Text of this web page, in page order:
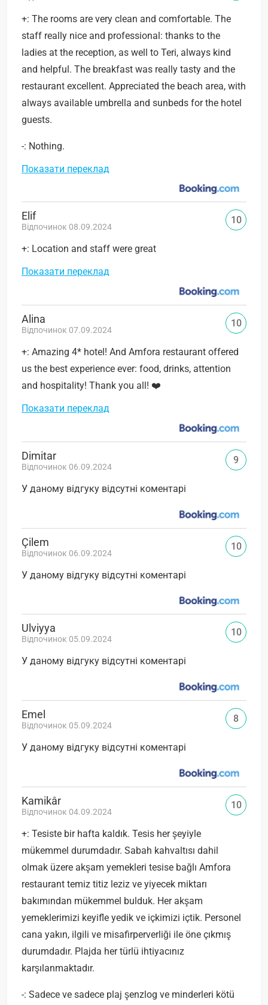
+: The rooms are very clean and comfortable. The
staff really nice and professional: thanks to the
ladies at the reception, as well to Teri, always kind
and helpful. The breakfast was really tasty and the
restaurant excellent. Appreciated the beach area, with
always available umbrella and sunbeds for the hotel
guests.
-: Nothing.
Показати переклад
Elif
Відпочинок 08.09.2024
+: Location and staff were great
Показати переклад
10
Alina
Відпочинок 07.09.2024
+: Amazing 4* hotel! And Amfora restaurant offered
us the best experience ever: food, drinks, attention
and hospitality! Thank you all! ❤️
Показати переклад
10
Dimitar
Відпочинок 06.09.2024
У даному відгуку відсутні коментарі
9
Çilem
Відпочинок 06.09.2024
У даному відгуку відсутні коментарі
10
Ulviyya
Відпочинок 05.09.2024
У даному відгуку відсутні коментарі
10
Emel
Відпочинок 05.09.2024
У даному відгуку відсутні коментарі
8
Kamikâr
Відпочинок 04.09.2024
+: Tesiste bir hafta kaldık. Tesis her şeyiyle
mükemmel durumdadır. Sabah kahvaltısı dahil
olmak üzere akşam yemekleri tesise bağlı Amfora
restaurant temiz titiz leziz ve yiyecek miktarı
bakımından mükemmel bulduk. Her akşam
yemeklerimizi keyifle yedik ve içkimizi içtik. Personel
cana yakın, ilgili ve misafirperverliği ile öne çıkmış
durumdadır. Plajda her türlü ihtiyacınız
karşılanmaktadır.
-: Sadece ve sadece plaj şenzlog ve minderleri kötü
10